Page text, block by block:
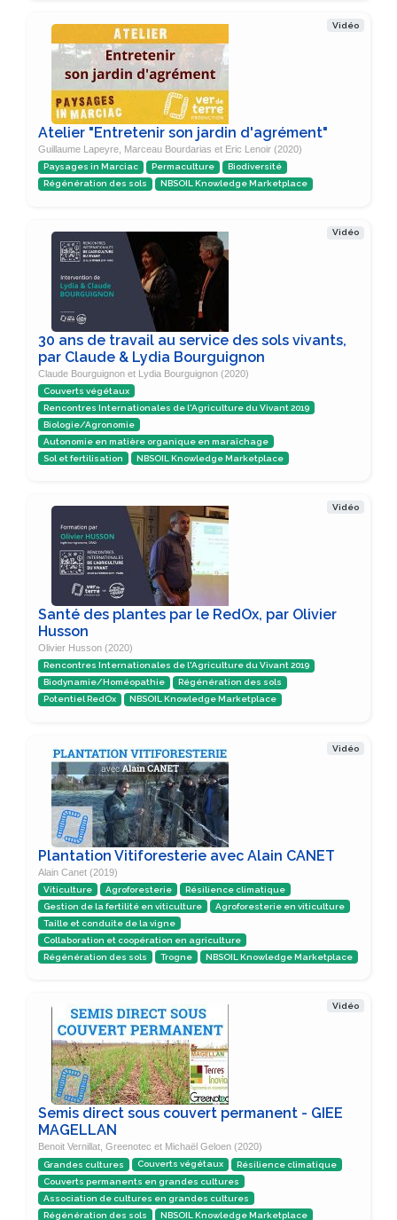
Vidéo
Atelier "Entretenir son jardin d'agrément"
Guillaume Lapeyre, Marceau Bourdarias et Eric Lenoir (2020)
Paysages in Marciac Permaculture
Biodiversité
Régénération des sols
NBSOIL Knowledge Marketplace
Vidéo
30 ans de travail au service des sols vivants,
par Claude & Lydia Bourguignon
Claude Bourguignon et Lydia Bourguignon (2020)
Couverts végétaux
Rencontres Internationales de l'Agriculture du Vivant 2019
Biologie/Agronomie
Autonomie en matière organique en maraîchage
Sol et fertilisation
NBSOIL Knowledge Marketplace
Vidéo
Santé des plantes par le RedOx, par Olivier
Husson
Olivier Husson (2020)
Rencontres Internationales de l'Agriculture du Vivant 2019
Biodynamie/Homéopathie
Régénération des sols
Potentiel RedOx
NBSOIL Knowledge Marketplace
Vidéo
Plantation Vitiforesterie avec Alain CANET
Alain Canet (2019)
Viticulture Agroforesterie
Résilience climatique
Gestion de la fertilité en viticulture
Agroforesterie en viticulture
Taille et conduite de la vigne
Collaboration et coopération en agriculture
Régénération des sols
Trogne NBSOIL Knowledge Marketplace
Vidéo
Semis direct sous couvert permanent - GIEE
MAGELLAN
Benoit Vernillat, Greenotec et Michaël Geloen (2020)
Grandes cultures Couverts végétaux
Résilience climatique
Couverts permanents en grandes cultures
Association de cultures en grandes cultures
Régénération des sols
NBSOIL Knowledge Marketplace